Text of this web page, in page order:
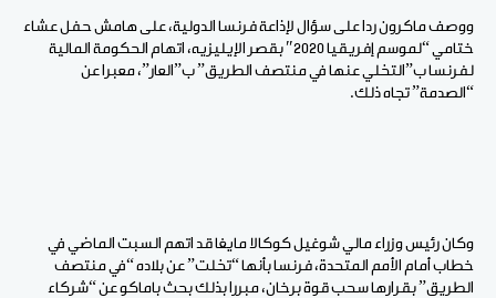
ووصف ماكرون ردا على سؤال لإذاعة فرنسا الدولية، على هامش حفل عشاء
ختامي “لموسم إفريقيا 2020″ بقصر الإيليزيه، اتهام الحكومة المالية
لفرنسا ب”التخلي عنها في منتصف الطريق” ب”العار”، معبرا عن
“الصدمة” تجاه ذلك.
وكان رئيس وزراء مالي شوغيل كوكالا مايغا قد اتهم السبت الماضي في
خطاب أمام الأمم المتحدة، فرنسا بأنها “تخلت” عن بلاده “في منتصف
الطريق” بقرارها سحب قوة برخان، مبررا بذلك بحث باماكو عن “شركاء